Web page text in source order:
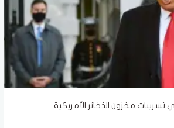
تسريبات مخزون الذخائر الأمريكية